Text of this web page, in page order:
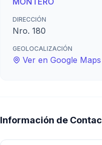
DIRECCIÓN
Nro. 180
GEOLOCALIZACIÓN
Ver en Google Maps
Información de